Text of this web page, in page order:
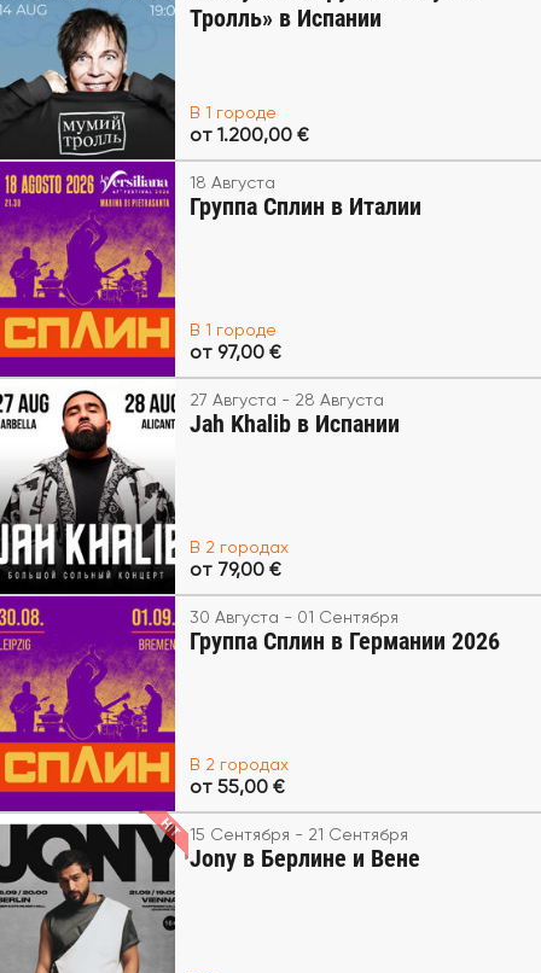
Тролль» в Испании
В 1 городе
от 1.200,00 €
18 Августа
Группа Сплин в Италии
В 1 городе
от 97,00 €
27 Августа - 28 Августа
Jah Khalib в Испании
В 2 городах
от 79,00 €
30 Августа - 01 Сентября
Группа Сплин в Германии 2026
В 2 городах
от 55,00 €
15 Сентября - 21 Сентября
Jony в Берлине и Вене